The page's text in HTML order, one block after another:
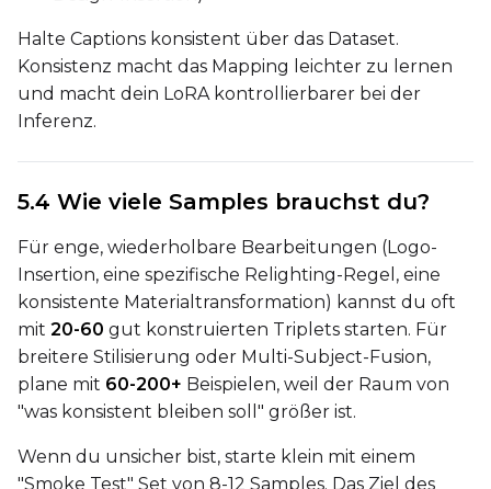
Width
Seed
LoRA Scale
Halte Captions konsistent über das Dataset.
Konsistenz macht das Mapping leichter zu lernen
und macht dein LoRA kontrollierbarer bei der
Inferenz.
5.4 Wie viele Samples brauchst du?
Für enge, wiederholbare Bearbeitungen (Logo-
Insertion, eine spezifische Relighting-Regel, eine
konsistente Materialtransformation) kannst du oft
mit 20-60 gut konstruierten Triplets starten. Für
breitere Stilisierung oder Multi-Subject-Fusion,
plane mit 60-200+ Beispielen, weil der Raum von
"was konsistent bleiben soll" größer ist.
Wenn du unsicher bist, starte klein mit einem
"Smoke Test" Set von 8-12 Samples. Das Ziel des